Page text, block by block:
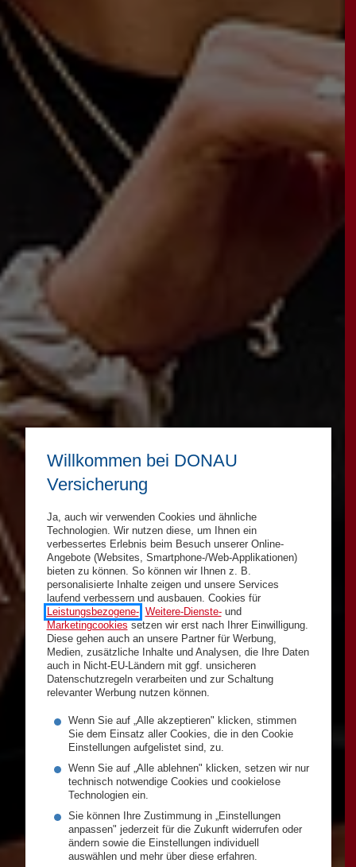
Willkommen bei DONAU
Versicherung
Ja, auch wir verwenden Cookies und ähnliche
Technologien. Wir nutzen diese, um Ihnen ein
verbessertes Erlebnis beim Besuch unserer Online-
Angebote (Websites, Smartphone-/Web-Applikationen)
bieten zu können. So können wir Ihnen z. B.
personalisierte Inhalte zeigen und unsere Services
laufend verbessern und ausbauen. Cookies für
Leistungsbezogene-, Weitere-Dienste-und
Marketingcookies setzen wir erst nach Ihrer Einwilligung.
Diese gehen auch an unsere Partner für Werbung,
Medien, zusätzliche Inhalte und Analysen, die Ihre Daten
auch in Nicht-EU-Ländern mit ggf. unsicheren
Datenschutzregeln verarbeiten und zur Schaltung
relevanter Werbung nutzen können.
Wenn Sie auf „Alle akzeptieren" klicken, stimmen
Sie dem Einsatz aller Cookies, die in den Cookie
Einstellungen aufgelistet sind, zu.
Wenn Sie auf „Alle ablehnen" klicken, setzen wir nur
technisch notwendige Cookies und cookielose
Technologien ein.
Sie können Ihre Zustimmung in „Einstellungen
anpassen" jederzeit für die Zukunft widerrufen oder
ändern sowie die Einstellungen individuell
auswählen und mehr über diese erfahren.